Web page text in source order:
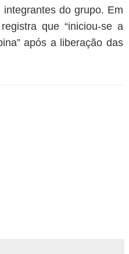
do grupo. Em
que “iniciou-se a
após a liberação das